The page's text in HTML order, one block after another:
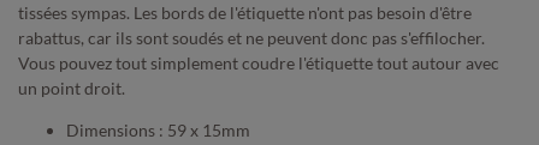
tissées sympas. Les bords de l'étiquette n'ont pas besoin d'être
rabattus, car ils sont soudés et ne peuvent donc pas s'effilocher.
Vous pouvez tout simplement coudre l'étiquette tout autour avec
un point droit.
Dimensions : 59 x 15mm